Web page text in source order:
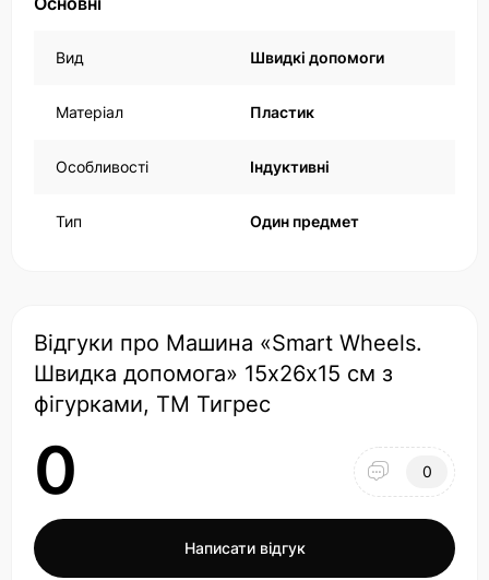
Вид Швидкі допомоги
Матеріал Пластик
Особливості Індуктивні
Тип Один предмет
Відгуки про Машина «Smart Wheels.
Швидка допомога» 15х26х15 см з
фігурками, ТМ Тигрес
0 0
Написати відгук